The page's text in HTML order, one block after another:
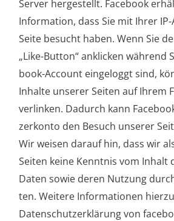
Ser­ver her­ge­stellt. Face­book
Infor­ma­ti­on, dass Sie mit Ihrer
Sei­te besucht haben. Wenn Sie
„Like-But­ton“ ankli­cken wäh­rend
book-Account ein­ge­loggt sind,
Inhal­te unse­rer Sei­ten auf Ihrem
ver­lin­ken. Dadurch kann
zer­kon­to den Besuch unse­rer
Wir wei­sen dar­auf hin, dass wir
Sei­ten kei­ne Kennt­nis vom
Daten sowie deren Nut­zung
ten. Wei­te­re Infor­ma­tio­nen
Daten­schutz­er­klä­rung von